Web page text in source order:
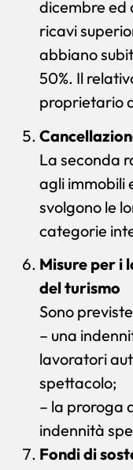
dicembre ed
ricavi
abbiano
50%. Il
proprietario
La seconda
agli immobili
svolgono le
categorie
Misure per i
del turismo
Sono
– una
lavoratori
spettacolo;
– la proroga
indennità
Fondi di